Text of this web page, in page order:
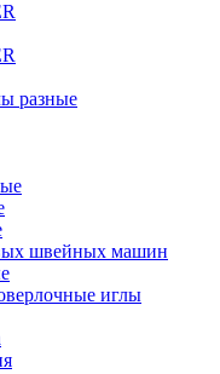
разные
швейных машин
иглы